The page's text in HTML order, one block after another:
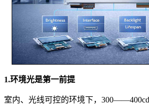
1.环境光是第一前提
室内、光线可控的环境下，